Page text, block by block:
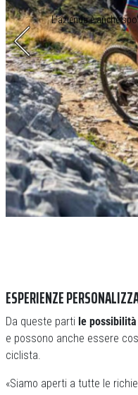
L’azienda è anche
ESPERIENZE
Da queste parti le
e possono anche essere
ciclista.
«Siamo aperti a tutte le